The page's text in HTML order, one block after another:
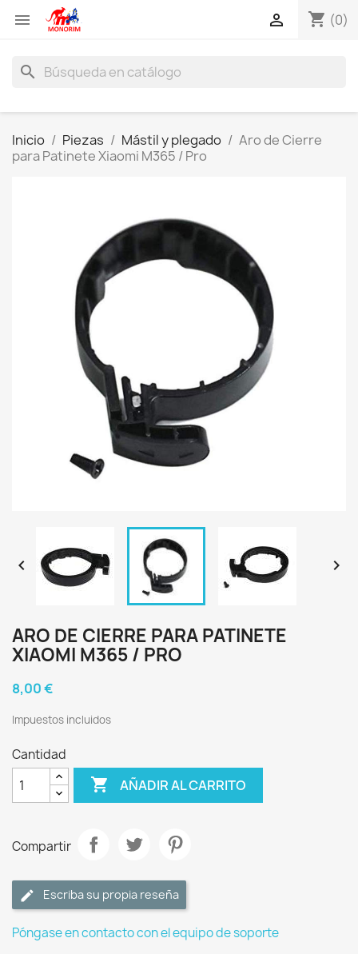
 shopping_cart (0)

search
Inicio Piezas Mástil y plegado
Aro de Cierre
para Patinete Xiaomi M365 / Pro
 
ARO DE CIERRE PARA PATINETE
XIAOMI M365 / PRO
8,00 €
Impuestos incluidos
Cantidad
 AÑADIR AL CARRITO
Compartir
Escriba su propia reseña
Póngase en contacto con el equipo de soporte